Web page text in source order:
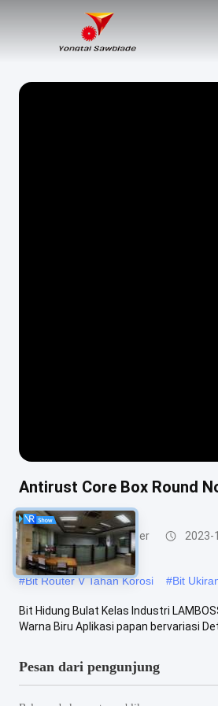
Antirust Core Box Round
Membentuk Bit Router 2023-
#Bit Router V Tahan Korosi #Bit
Bit Hidung Bulat Kelas Industri
Warna Biru Aplikasi papan bervariasi
Pesan dari pengunjung